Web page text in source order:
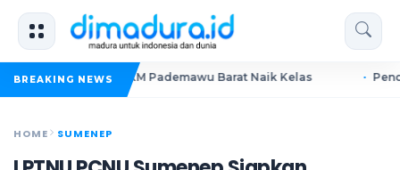
BREAKING NEWS
UMKM Pademawu Barat Naik Kelas Pendidikan
HOME SUMENEP